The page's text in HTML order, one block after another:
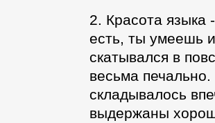
2. Красота языка
есть, ты умеешь
скатывался в
весьма
складывалось
выдержаны